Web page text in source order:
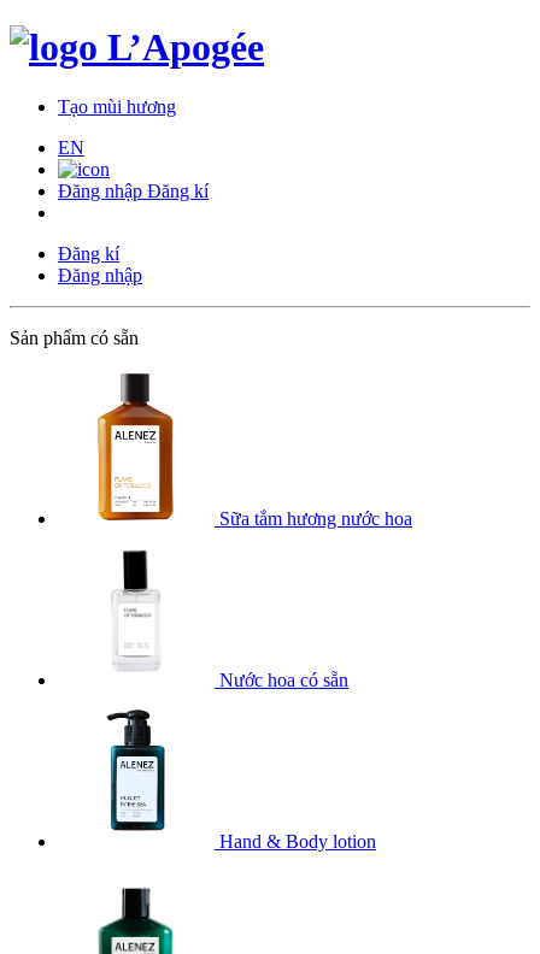
Tạo mùi hương
EN
Đăng nhập Đăng kí
Đăng kí
Đăng nhập
Sản phẩm có sẵn
Sữa tắm hương nước hoa
Nước hoa có sẵn
Hand & Body lotion